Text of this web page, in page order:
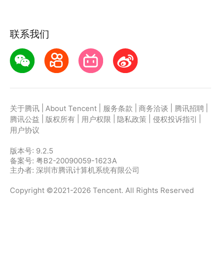
联系我们
关于腾讯 About Tencent 服务条款 商务洽谈 腾讯招聘
腾讯公益
版权所有 用户权限 隐私政策 侵权投诉指引
用户协议
版本号: 9.2.5
备案号: 粤B2-20090059-1623A
主办者: 深圳市腾讯计算机系统有限公司
Copyright ©2021-2026 Tencent. All Rights Reserved